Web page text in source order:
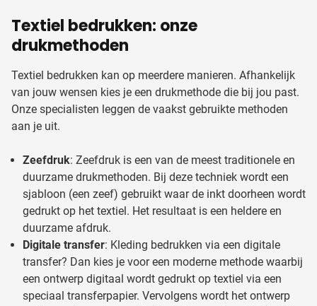
Textiel bedrukken: onze
drukmethoden
Textiel bedrukken kan op meerdere manieren. Afhankelijk
van jouw wensen kies je een drukmethode die bij jou past.
Onze specialisten leggen de vaakst gebruikte methoden
aan je uit.
Zeefdruk: Zeefdruk is een van de meest traditionele en
duurzame drukmethoden. Bij deze techniek wordt een
sjabloon (een zeef) gebruikt waar de inkt doorheen wordt
gedrukt op het textiel. Het resultaat is een heldere en
duurzame afdruk.
Digitale transfer: Kleding bedrukken via een digitale
transfer? Dan kies je voor een moderne methode waarbij
een ontwerp digitaal wordt gedrukt op textiel via een
speciaal transferpapier. Vervolgens wordt het ontwerp